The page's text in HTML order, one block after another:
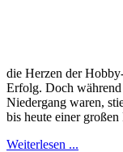
die Herzen der
Erfolg. Doch während
Niedergang waren,
bis heute einer
Weiterlesen ...